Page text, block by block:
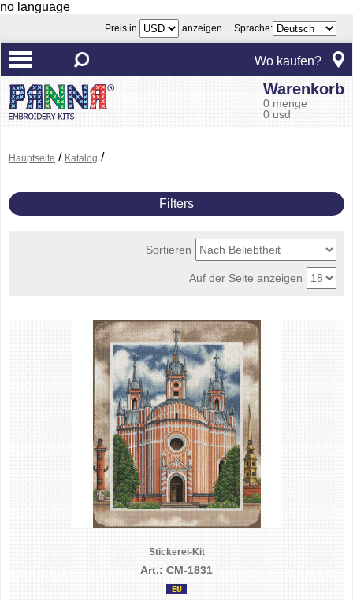
no language
Preis in anzeigen Sprache:
Wo kaufen?
Warenkorb
0 menge
0 usd
Hauptseite / Katalog /
Filters
Sortieren
Auf der Seite anzeigen
Stickerei-Kit
Art.: CM-1831